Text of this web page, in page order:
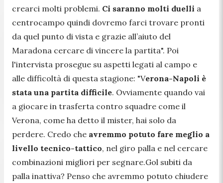
crearci molti problemi. Ci saranno molti duelli a
centrocampo quindi dovremo farci trovare pronti
da quel punto di vista e grazie all’aiuto del
Maradona cercare di vincere la partita". Poi
l'intervista prosegue su aspetti legati al campo e
alle difficoltà di questa stagione: "Verona-Napoli è
stata una partita difficile. Ovviamente quando vai
a giocare in trasferta contro squadre come il
Verona, come ha detto il mister, hai solo da
perdere. Credo che avremmo potuto fare meglio a
livello tecnico-tattico, nel giro palla e nel cercare
combinazioni migliori per segnare.Gol subiti da
palla inattiva? Penso che avremmo potuto chiudere